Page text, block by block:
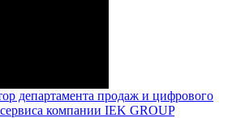
департамента продаж и цифрового
сервиса компании IEK GROUP